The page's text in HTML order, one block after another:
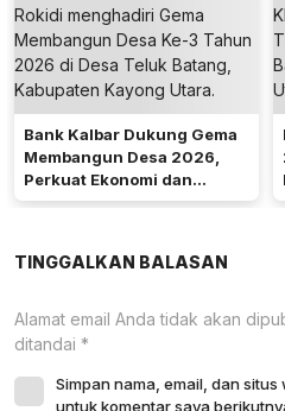
Bank Kalbar Dukung Gema
Membangun Desa 2026,
Perkuat Ekonomi dan
Kemandirian Desa di Kalbar
TINGGALKAN BALASAN
Alamat email Anda tidak akan
ditandai *
Simpan nama, email, dan
untuk komentar saya